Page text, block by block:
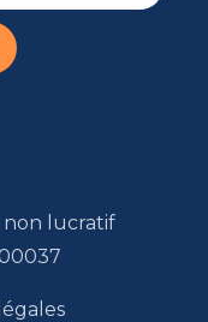
non lucratif